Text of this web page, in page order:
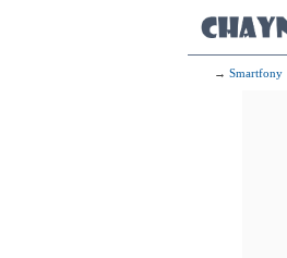
→ Smartfony